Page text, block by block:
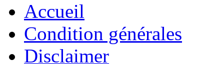
Accueil
Condition générales
Disclaimer